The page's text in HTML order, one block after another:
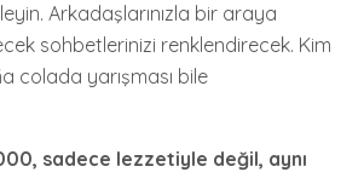
Arkadaşlarınızla bir araya
sohbetlerinizi renklendirecek. Kim
colada yarışması bile
sadece lezzetiyle değil, aynı